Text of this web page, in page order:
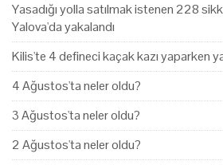
Yasadığı yolla satılmak istenen 228
Yalova'da yakalandı
Kilis'te 4 defineci kaçak kazı yaparken
4 Ağustos'ta neler oldu?
3 Ağustos'ta neler oldu?
2 Ağustos'ta neler oldu?